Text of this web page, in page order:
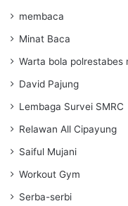
membaca
Minat Baca
Warta bola polrestabes
David Pajung
Lembaga Survei SMRC
Relawan All Cipayung
Saiful Mujani
Workout Gym
Serba-serbi